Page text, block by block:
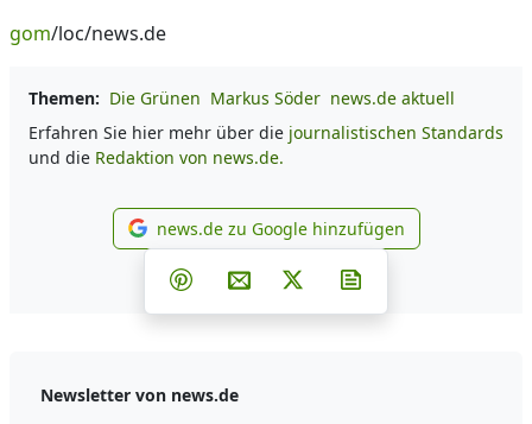
gom/loc/news.de
Themen: Die Grünen Markus Söder news.de aktuell
Erfahren Sie hier mehr über die journalistischen Standards
und die Redaktion von news.de.
news.de zu Google
news.de zu Google hinzufügen
Teilen auf Facebook
Teilen auf Whatsapp
Teilen auf Telegram
Teilen auf Pinterest
Per E-Mail teilen
Post auf X
Newsletter von news.de